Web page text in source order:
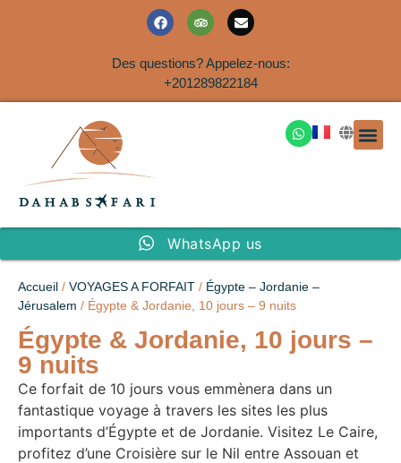
Des questions? Appelez-nous:
+201289822184
WhatsApp us
Accueil / VOYAGES A FORFAIT / Égypte – Jordanie –
Jérusalem / Égypte & Jordanie, 10 jours – 9 nuits
Égypte & Jordanie, 10 jours –
9 nuits
Ce forfait de 10 jours vous emmènera dans un
fantastique voyage à travers les sites les plus
importants d’Égypte et de Jordanie. Visitez Le Caire,
profitez d’une Croisière sur le Nil entre Assouan et